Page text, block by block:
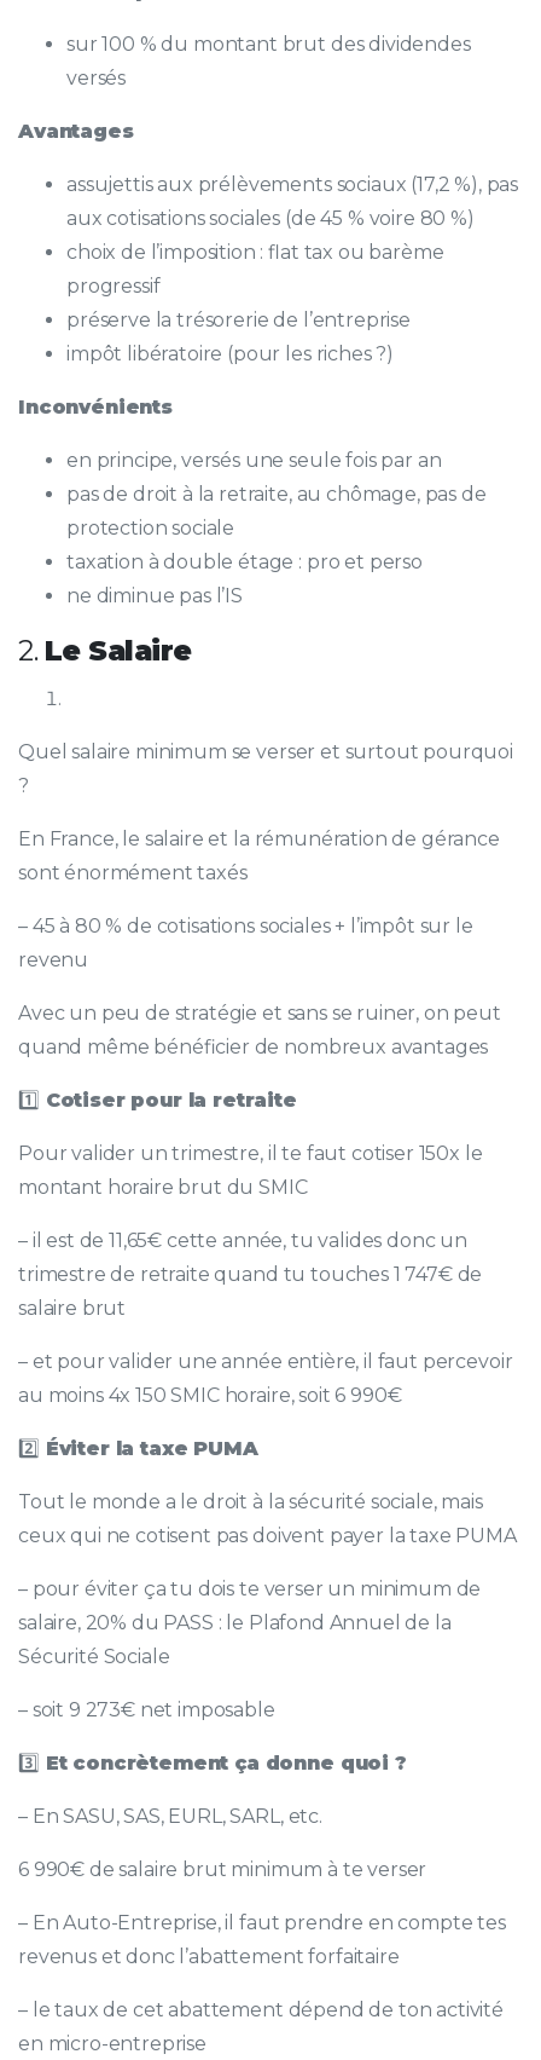
sur 100 % du montant brut des dividendes
versés
Avantages
assujettis aux prélèvements sociaux (17,2 %), pas
aux cotisations sociales (de 45 % voire 80 %)
choix de l’imposition : flat tax ou barème
progressif
préserve la trésorerie de l’entreprise
impôt libératoire (pour les riches ?)
Inconvénients
en principe, versés une seule fois par an
pas de droit à la retraite, au chômage, pas de
protection sociale
taxation à double étage : pro et perso
ne diminue pas l’IS
2. Le Salaire
Quel salaire minimum se verser et surtout pourquoi
?
En France, le salaire et la rémunération de gérance
sont énormément taxés
– 45 à 80 % de cotisations sociales + l’impôt sur le
revenu
Avec un peu de stratégie et sans se ruiner, on peut
quand même bénéficier de nombreux avantages
1️⃣ Cotiser pour la retraite
Pour valider un trimestre, il te faut cotiser 150x le
montant horaire brut du SMIC
– il est de 11,65€ cette année, tu valides donc un
trimestre de retraite quand tu touches 1 747€ de
salaire brut
– et pour valider une année entière, il faut percevoir
au moins 4x 150 SMIC horaire, soit 6 990€
2️⃣ Éviter la taxe PUMA
Tout le monde a le droit à la sécurité sociale, mais
ceux qui ne cotisent pas doivent payer la taxe PUMA
– pour éviter ça tu dois te verser un minimum de
salaire, 20% du PASS : le Plafond Annuel de la
Sécurité Sociale
– soit 9 273€ net imposable
3️⃣ Et concrètement ça donne quoi ?
– En SASU, SAS, EURL, SARL, etc.
6 990€ de salaire brut minimum à te verser
– En Auto-Entreprise, il faut prendre en compte tes
revenus et donc l’abattement forfaitaire
– le taux de cet abattement dépend de ton activité
en micro-entreprise